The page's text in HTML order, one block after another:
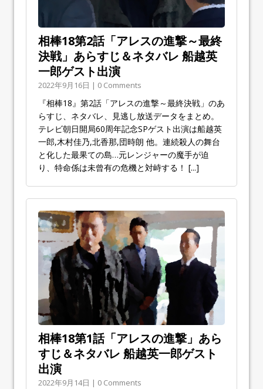
相棒18第2話「アレスの進撃～最終
決戦」あらすじ＆ネタバレ 船越英
一郎ゲスト出演
2022年9月16日 | 0 Comments
『相棒18』第2話「アレスの進撃～最終決戦」のあ
らすじ、ネタバレ、見逃し放送データをまとめ。
テレビ朝日開局60周年記念SPゲスト出演は船越英
一郎,木村佳乃,北香那,団時朗 他。連続殺人の舞台
と化した最果ての島…元レンジャーの魔手が迫
り、特命係は未曾有の危機と対峙する！ [...]
相棒18第1話「アレスの進撃」あら
すじ＆ネタバレ 船越英一郎ゲスト
出演
2022年9月14日 | 0 Comments